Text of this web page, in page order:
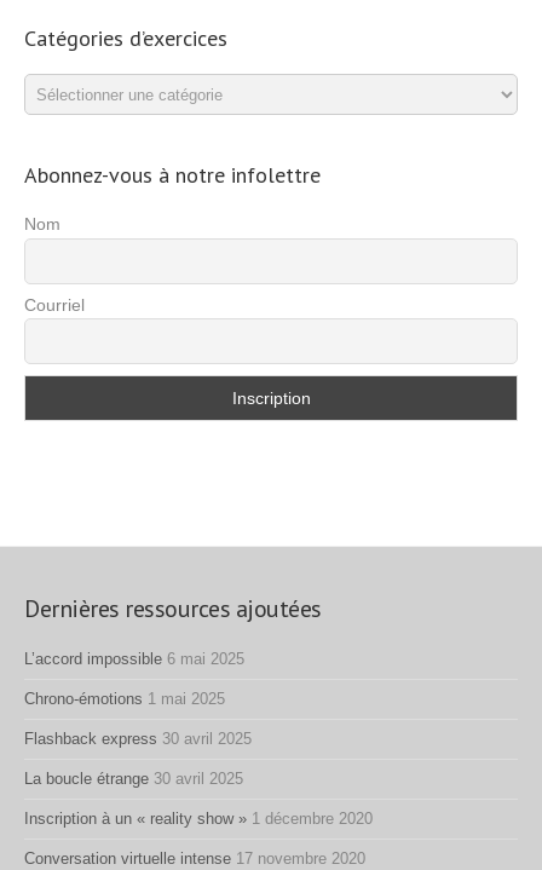
Catégories d’exercices
Catégories
d’exercices
Abonnez-vous à notre infolettre
Nom
Courriel
Dernières ressources ajoutées
L’accord impossible 6 mai 2025
Chrono-émotions 1 mai 2025
Flashback express 30 avril 2025
La boucle étrange 30 avril 2025
Inscription à un « reality show » 1 décembre 2020
Conversation virtuelle intense 17 novembre 2020